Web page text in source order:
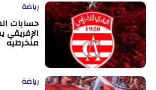
رياضة
حسابات
منخرطيه
رياضة